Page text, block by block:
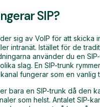
SIP?
sig av VoIP för att skicka
intranät. Istället för de
använder du en
slag. En SIP-trunk
fungerar som en vanlig
bara en SIP-trunk då den
som helst. Antalet SIP-